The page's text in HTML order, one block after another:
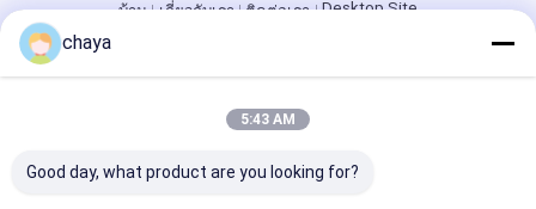
บ้าน เกี่ยวกับเรา ติดต่อเรา
Desktop Site
คุณภาพเครื่องสแกนอัลตร้าซาวด์แบบพกพาโรงงานในประเทศ
จีน.Copyright © 2026 Wuxi Biomedical Technology Co., Ltd.. All
Rights Reserved.
chaya
5:43 AM
Good day, what product are you looking for?